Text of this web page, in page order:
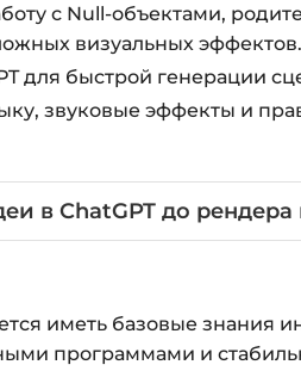
с Null-объектами,
визуальных эффектов.
для быстрой генерации
звуковые эффекты и
в ChatGPT до
иметь базовые знания
программами и